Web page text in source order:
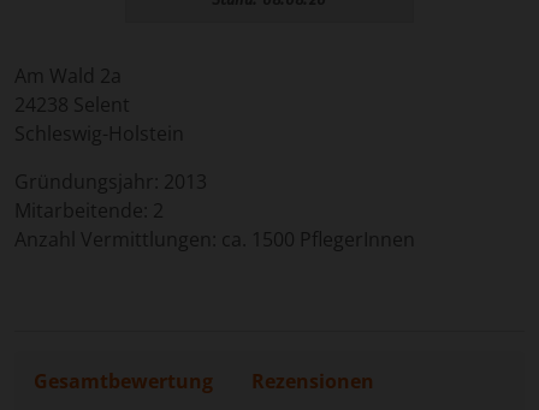
Am Wald 2a
24238 Selent
Schleswig-Holstein
Gründungsjahr: 2013
Mitarbeitende: 2
Anzahl Vermittlungen: ca. 1500 PflegerInnen
Gesamtbewertung Rezensionen